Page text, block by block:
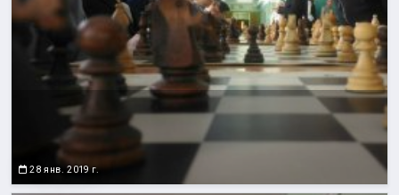
28 янв. 2019 г.